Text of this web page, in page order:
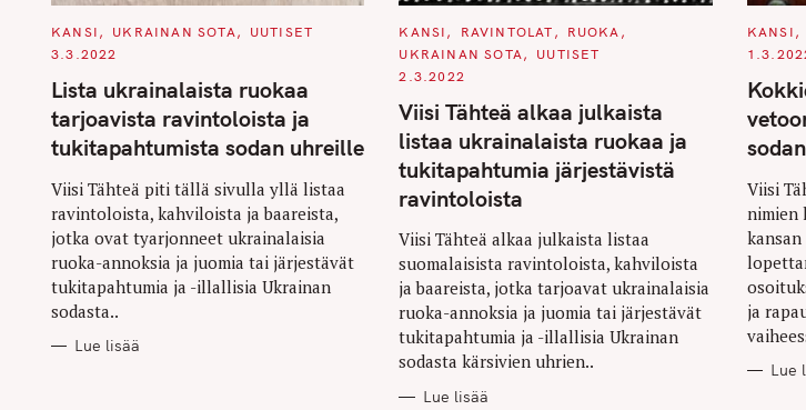
C
T
O
R
I
E
S
KANSI UKRAINAN SOTA
UUTISET
3.3.2022
Lista ukrainalaista ruokaa
tarjoavista ravintoloista ja
tukitapahtumista sodan uhreille
Viisi Tähteä piti tällä sivulla yllä listaa
ravintoloista, kahviloista ja baareista,
jotka ovat tyarjonneet ukrainalaisia
ruoka-annoksia ja juomia tai järjestävät
tukitapahtumia ja -illallisia Ukrainan
sodasta..
Lue lisää
C
T
E
O
R
I
E
S
KANSI RAVINTOLAT
RUOKA
UKRAINAN SOTA
UUTISET
2.3.2022
Viisi Tähteä alkaa julkaista
listaa ukrainalaista ruokaa ja
tukitapahtumia järjestävistä
ravintoloista
Viisi Tähteä alkaa julkaista listaa
suomalaisista ravintoloista, kahviloista
ja baareista, jotka tarjoavat ukrainalaisia
ruoka-annoksia ja juomia tai järjestävät
tukitapahtumia ja -illallisia Ukrainan
sodasta kärsivien uhrien..
Lue lisää
C
T
G
O
R
I
E
S
KANSI
Viisi
nimien
ja
Lue